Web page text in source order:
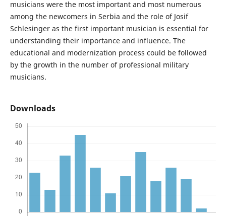
musicians were the most important and most numerous
among the newcomers in Serbia and the role of Josif
Schlesinger as the first important musician is essential for
understanding their importance and influence. The
educational and modernization process could be followed
by the growth in the number of professional military
musicians.
Downloads